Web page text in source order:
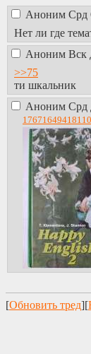
Аноним Срд
Нет ли где
Аноним Вск
>>75
ти шкальник
Аноним Срд
[Обновить тред][